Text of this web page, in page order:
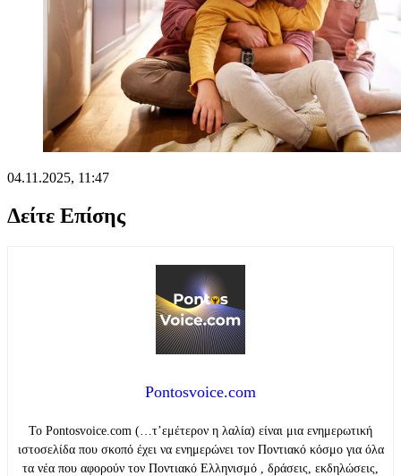
04.11.2025, 11:47
Δείτε Επίσης
Pontosvoice.com
Το Pontosvoice.com (…τ’εμέτερον η λαλία) είναι μια ενημερωτική
ιστοσελίδα που σκοπό έχει να ενημερώνει τον Ποντιακό κόσμο για όλα
τα νέα που αφορούν τον Ποντιακό Ελληνισμό , δράσεις, εκδηλώσεις,